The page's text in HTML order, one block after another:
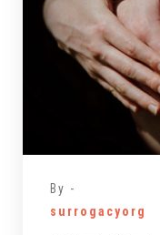
By -
surrogacyorg